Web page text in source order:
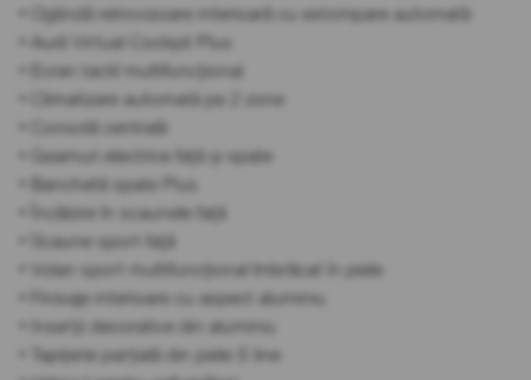
• Oglindă retrovizoare interioară cu estompare automată
• Audi Virtual Cockpit Plus
• Ecran tactil multifuncțional
• Climatizare automată pe 2 zone
• Consolă centrală
• Geamuri electrice față și spate
• Banchetă spate Plus
• Încălzire în scaunele față
• Scaune sport față
• Volan sport multifuncțional îmbrăcat în piele
• Finisaje interioare cu aspect aluminiu
• Inserții decorative din aluminiu
• Tapițerie parțială din piele S line